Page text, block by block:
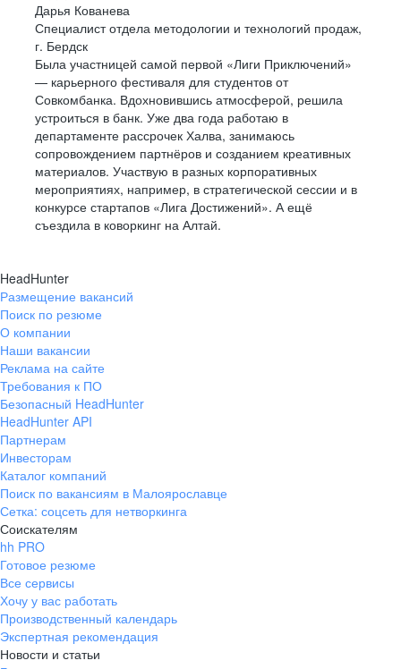
Дарья Кованева
Специалист отдела методологии и технологий продаж,
г. Бердск
Была участницей самой первой «Лиги Приключений»
— карьерного фестиваля для студентов от
Совкомбанка. Вдохновившись атмосферой, решила
устроиться в банк. Уже два года работаю в
департаменте рассрочек Халва, занимаюсь
сопровождением партнёров и созданием креативных
материалов. Участвую в разных корпоративных
мероприятиях, например, в стратегической сессии и в
конкурсе стартапов «Лига Достижений». А ещё
съездила в коворкинг на Алтай.
HeadHunter
Размещение вакансий
Поиск по резюме
О компании
Наши вакансии
Реклама на сайте
Требования к ПО
Безопасный HeadHunter
HeadHunter API
Партнерам
Инвесторам
Каталог компаний
Поиск по вакансиям в Малоярославце
Сетка: соцсеть для нетворкинга
Соискателям
hh PRO
Готовое резюме
Все сервисы
Хочу у вас работать
Производственный календарь
Экспертная рекомендация
Новости и статьи